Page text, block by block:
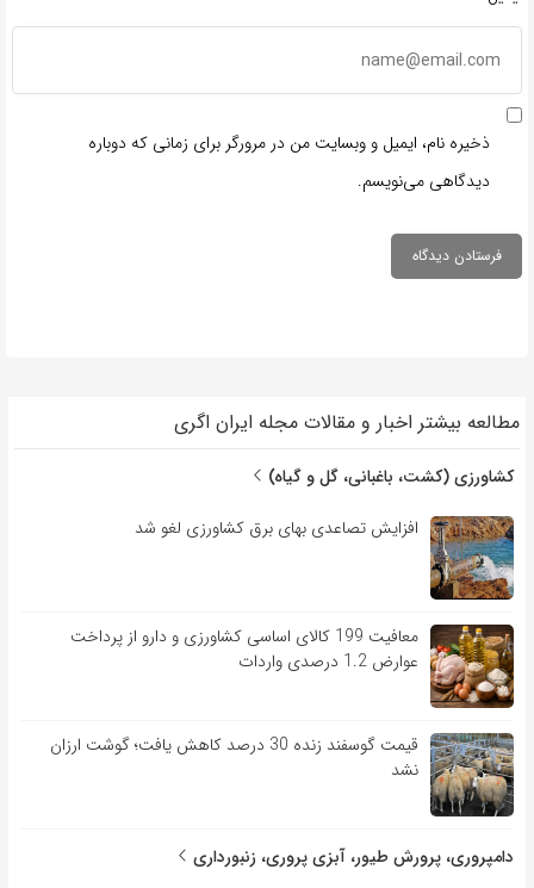
ذخیره نام، ایمیل و وبسایت من در مرورگر برای زمانی که دوباره
دیدگاهی می‌نویسم.
مطالعه بیشتر اخبار و مقالات مجله ایران اگری
کشاورزی (کشت، باغبانی، گل و گیاه)
افزایش تصاعدی بهای برق کشاورزی لغو شد
معافیت 199 کالای اساسی کشاورزی و دارو از پرداخت
عوارض 1.2 درصدی واردات
قیمت گوسفند زنده 30 درصد کاهش یافت؛ گوشت ارزان
نشد
دامپروری، پرورش طیور، آبزی پروری، زنبورداری